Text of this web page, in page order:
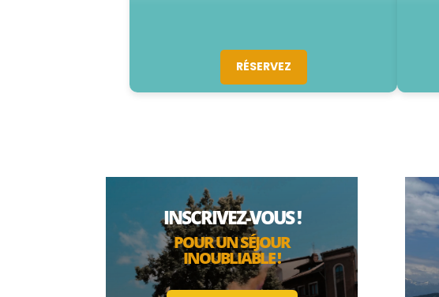
RÉSERVEZ
INSCRIVEZ-VOUS !
POUR UN SÉJOUR
INOUBLIABLE !